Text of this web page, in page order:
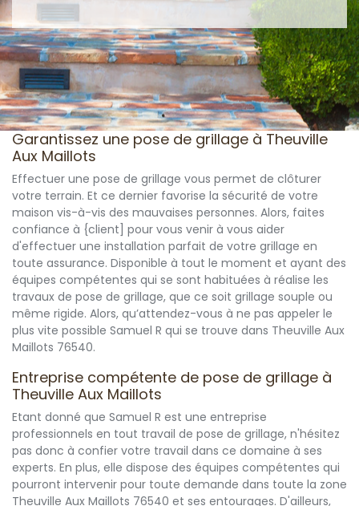
Garantissez une pose de grillage à Theuville
Aux Maillots
Effectuer une pose de grillage vous permet de clôturer
votre terrain. Et ce dernier favorise la sécurité de votre
maison vis-à-vis des mauvaises personnes. Alors, faites
confiance à {client] pour vous venir à vous aider
d'effectuer une installation parfait de votre grillage en
toute assurance. Disponible à tout le moment et ayant des
équipes compétentes qui se sont habituées à réalise les
travaux de pose de grillage, que ce soit grillage souple ou
même rigide. Alors, qu’attendez-vous à ne pas appeler le
plus vite possible Samuel R qui se trouve dans Theuville Aux
Maillots 76540.
Entreprise compétente de pose de grillage à
Theuville Aux Maillots
Etant donné que Samuel R est une entreprise
professionnels en tout travail de pose de grillage, n'hésitez
pas donc à confier votre travail dans ce domaine à ses
experts. En plus, elle dispose des équipes compétentes qui
pourront intervenir pour toute demande dans toute la zone
Theuville Aux Maillots 76540 et ses entourages. D'ailleurs,